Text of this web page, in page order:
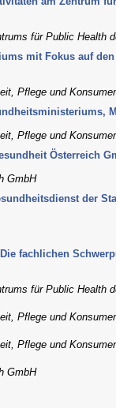
für Public Health
mit Fokus auf
Pflege und
Pflege und
Österreich
GmbH
der
fachlichen
für Public Health
Pflege und
Pflege und
GmbH